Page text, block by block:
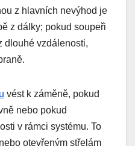
z hlavních nevýhod je
z dálky; pokud soupeři
dlouhé vzdálenosti,
vést k záměně, pokud
nebo pokud
v rámci systému. To
otevřeným střelám